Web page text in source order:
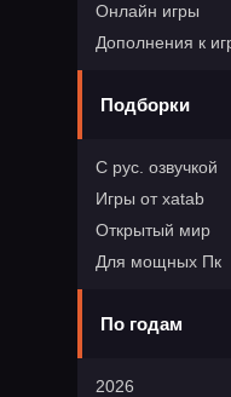
Онлайн игры
Дополнения к
Подборки
С рус. озвучкой
Игры от xatab
Открытый мир
Для мощных Пк
По годам
2026